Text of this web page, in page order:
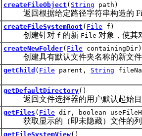
createFileObject ( String path)
返回根据给定路径字符串构造的
createFileSystemRoot ( File f)
创建针对 f 的新 File 对象，使其
createNewFolder( File containingDir)
创建具有默认文件夹名称的新文件
getChild ( File parent, String
getDefaultDirectory()
返回文件选择器的用户默认起始目
getFiles ( File dir, boolean
获取显示的（即未隐藏）文件的列
getFileSystemView()